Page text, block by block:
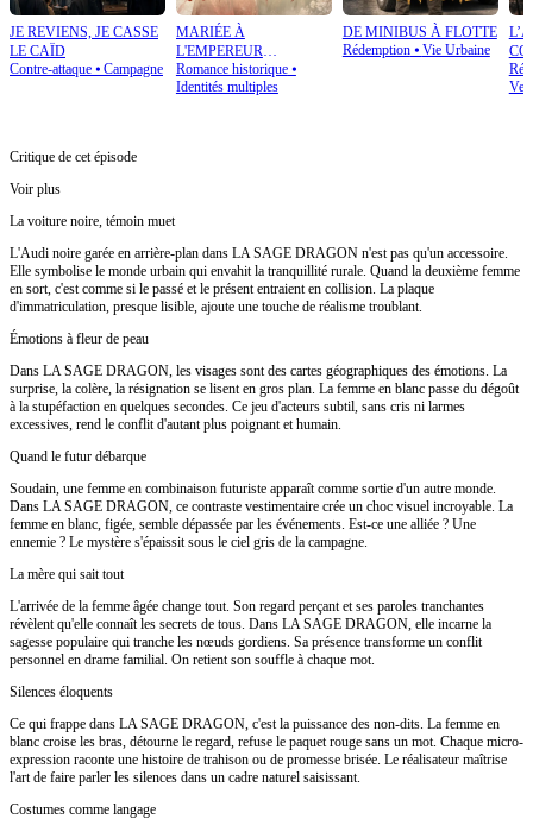
JE REVIENS, JE CASSE
LE CAÏD
Contre-attaque ⦁ Campagne
MARIÉE À
L'EMPEREUR
INCOGNITO
Romance historique⦁
Identités multiples
DE MINIBUS À FLOTTE
Rédemption⦁ Vie Urbaine
Critique de cet épisode
Voir plus
La voiture noire, témoin muet
L'Audi noire garée en arrière-plan dans LA SAGE DRAGON n'est pas qu'un accessoire.
Elle symbolise le monde urbain qui envahit la tranquillité rurale. Quand la deuxième femme
en sort, c'est comme si le passé et le présent entraient en collision. La plaque
d'immatriculation, presque lisible, ajoute une touche de réalisme troublant.
Émotions à fleur de peau
Dans LA SAGE DRAGON, les visages sont des cartes géographiques des émotions. La
surprise, la colère, la résignation se lisent en gros plan. La femme en blanc passe du dégoût
à la stupéfaction en quelques secondes. Ce jeu d'acteurs subtil, sans cris ni larmes
excessives, rend le conflit d'autant plus poignant et humain.
Quand le futur débarque
Soudain, une femme en combinaison futuriste apparaît comme sortie d'un autre monde.
Dans LA SAGE DRAGON, ce contraste vestimentaire crée un choc visuel incroyable. La
femme en blanc, figée, semble dépassée par les événements. Est-ce une alliée ? Une
ennemie ? Le mystère s'épaissit sous le ciel gris de la campagne.
La mère qui sait tout
L'arrivée de la femme âgée change tout. Son regard perçant et ses paroles tranchantes
révèlent qu'elle connaît les secrets de tous. Dans LA SAGE DRAGON, elle incarne la
sagesse populaire qui tranche les nœuds gordiens. Sa présence transforme un conflit
personnel en drame familial. On retient son souffle à chaque mot.
Silences éloquents
Ce qui frappe dans LA SAGE DRAGON, c'est la puissance des non-dits. La femme en
blanc croise les bras, détourne le regard, refuse le paquet rouge sans un mot. Chaque micro-
expression raconte une histoire de trahison ou de promesse brisée. Le réalisateur maîtrise
l'art de faire parler les silences dans un cadre naturel saisissant.
Costumes comme langage